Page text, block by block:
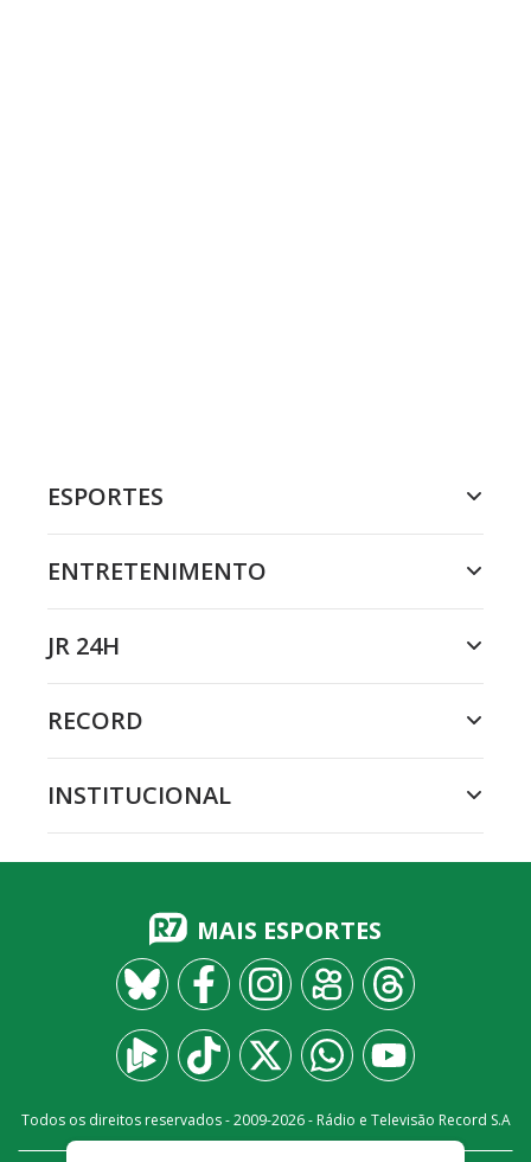
ESPORTES
ENTRETENIMENTO
JR 24H
RECORD
INSTITUCIONAL
MAIS ESPORTES
Todos os direitos reservados - 2009-2026- Rádio e Televisão Record S.A